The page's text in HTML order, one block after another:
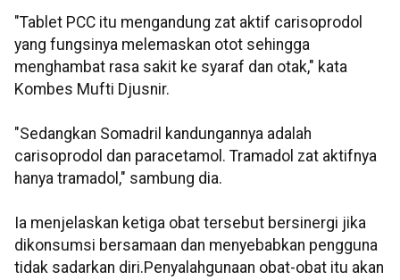
"Tablet PCC itu mengandung zat aktif carisoprodol
yang fungsinya melemaskan otot sehingga
menghambat rasa sakit ke syaraf dan otak," kata
Kombes Mufti Djusnir.
"Sedangkan Somadril kandungannya adalah
carisoprodol dan paracetamol. Tramadol zat aktifnya
hanya tramadol," sambung dia.
Ia menjelaskan ketiga obat tersebut bersinergi jika
dikonsumsi bersamaan dan menyebabkan pengguna
tidak sadarkan diri.Penyalahgunaan obat-obat itu akan